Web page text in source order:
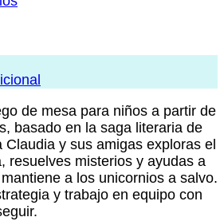
de mesa para niños a partir de
basado en la saga literaria de
y sus amigas exploras el
resuelves misterios y ayudas a
a los unicornios a salvo.
y trabajo en equipo con